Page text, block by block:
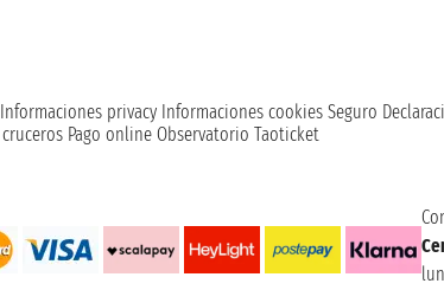
Informaciones privacy Informaciones cookies Seguro
cruceros Pago online Observatorio Taoticket